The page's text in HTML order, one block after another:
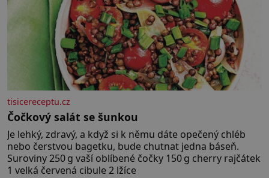
tisicereceptu.cz
Čočkový salát se šunkou
Je lehký, zdravý, a když si k němu dáte opečený chléb
nebo čerstvou bagetku, bude chutnat jedna báseň.
Suroviny 250 g vaší oblíbené čočky 150 g cherry rajčátek
1 velká červená cibule 2 lžíce